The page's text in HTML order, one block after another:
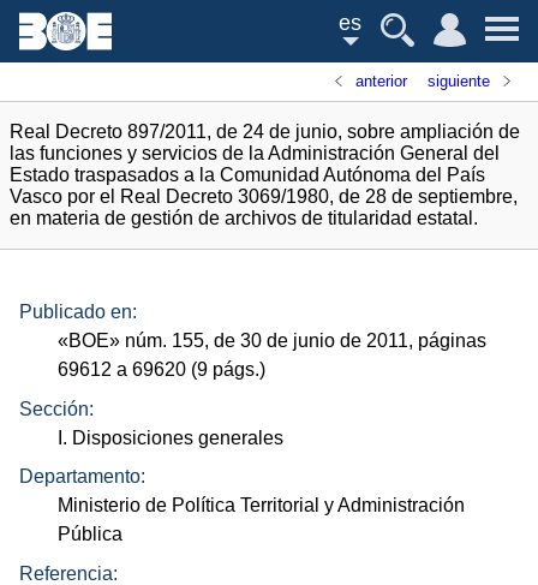
es
anterior siguiente
Real Decreto 897/2011, de 24 de junio, sobre ampliación de
las funciones y servicios de la Administración General del
Estado traspasados a la Comunidad Autónoma del País
Vasco por el Real Decreto 3069/1980, de 28 de septiembre,
en materia de gestión de archivos de titularidad estatal.
Publicado en:
«BOE» núm. 155, de 30 de junio de 2011, páginas
69612 a 69620 (9 págs.)
Sección:
I. Disposiciones generales
Departamento:
Ministerio de Política Territorial y Administración
Pública
Referencia: